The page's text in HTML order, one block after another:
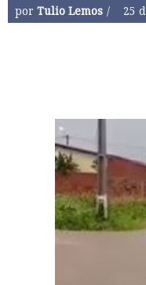
por Tulio Lemos 25